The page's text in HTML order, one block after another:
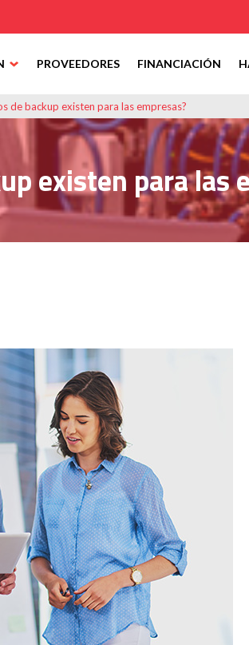
PROVEEDORES FINANCIACIÓN
de backup existen para las empresas?
existen para las